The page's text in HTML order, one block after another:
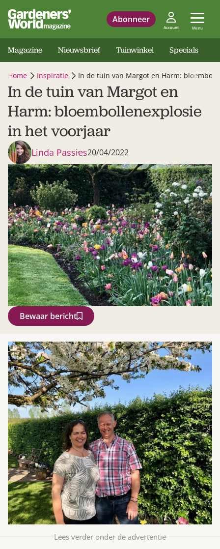
Abonneer
Account Menu
Gardeners’ World 08/2026
Bestel nu
Abonneer
Magazine Nieuwsbrief Tuinwinkel Specials
Home Inspiratie In de tuin van Margot en Harm:
In de tuin van Margot en
Harm: bloembollenexplosie
in het voorjaar
Linda Passies20/04/2022
Bewaar bericht
Lees verder onder de advertentie